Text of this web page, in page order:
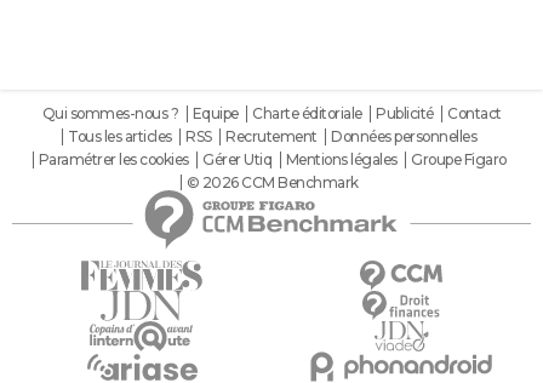
Qui sommes-nous ? Equipe Charte éditoriale Publicité
Contact
Tous les articles
RSS Recrutement
Données personnelles
Paramétrer les cookies
Gérer Utiq Mentions légales
Groupe Figaro
© 2026 CCM Benchmark